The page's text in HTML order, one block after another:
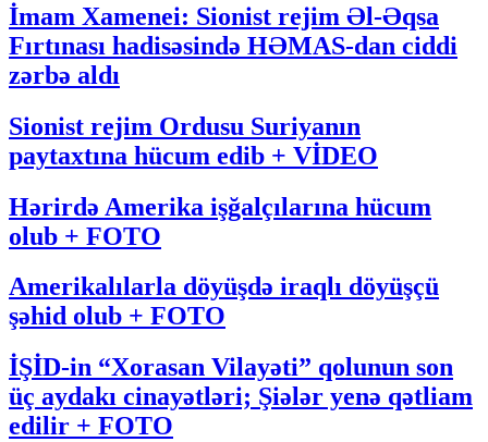
İmam Xamenei: Sionist rejim Əl-Əqsa
Fırtınası hadisəsində HƏMAS-dan ciddi
zərbə aldı
Sionist rejim Ordusu Suriyanın
paytaxtına hücum edib + VİDEO
Hərirdə Amerika işğalçılarına hücum
olub + FOTO
Amerikalılarla döyüşdə iraqlı döyüşçü
şəhid olub + FOTO
İŞİD-in “Xorasan Vilayəti” qolunun son
üç aydakı cinayətləri; Şiələr yenə qətliam
edilir + FOTO